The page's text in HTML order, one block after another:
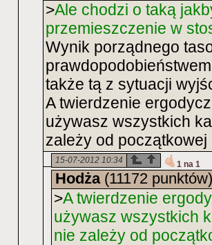
>Ale chodzi o taką
przemieszczenie w
Wynik porządnego
także tą z sytuacji
A twierdzenie
używasz wszystkich
zależy od początkowej
15-07-2012 10:34 1 na 1
Hodża(11172 punktów)
>A twierdzenie
używasz wszystkich
nie zależy od